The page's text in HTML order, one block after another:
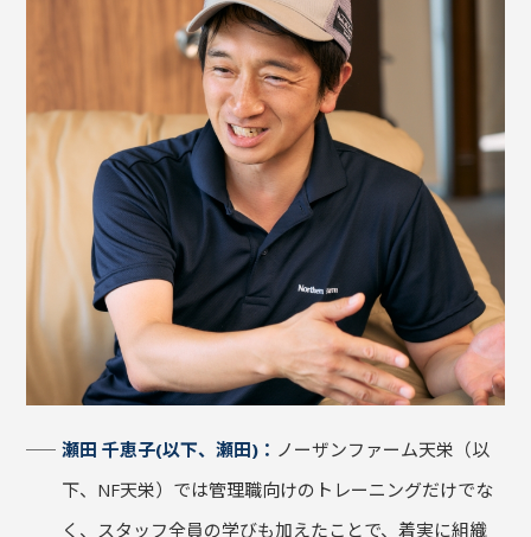
瀬田 千恵子(以下、瀬田)： ノーザンファーム天栄（以
下、NF天栄）では管理職向けのトレーニングだけでな
く、スタッフ全員の学びも加えたことで、着実に組織